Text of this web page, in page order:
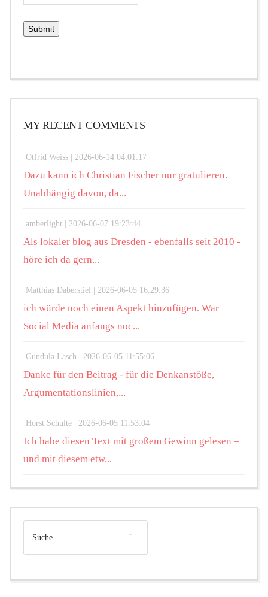
MY RECENT COMMENTS
Otfrid Weiss | 2026-06-14 04:01:17
Dazu kann ich Christian Fischer nur gratulieren.
Unabhängig davon, da...
amberlight | 2026-06-07 19:23:44
Als lokaler blog aus Dresden - ebenfalls seit 2010 -
höre ich da gern...
Matthias Daberstiel | 2026-06-05 16:29:36
ich würde noch einen Aspekt hinzufügen. War
Social Media anfangs noc...
Gundula Lasch | 2026-06-05 11:55:06
Danke für den Beitrag - für die Denkanstöße,
Argumentationslinien,...
Horst Schulte | 2026-06-05 11:53:04
Ich habe diesen Text mit großem Gewinn gelesen –
und mit diesem etw...